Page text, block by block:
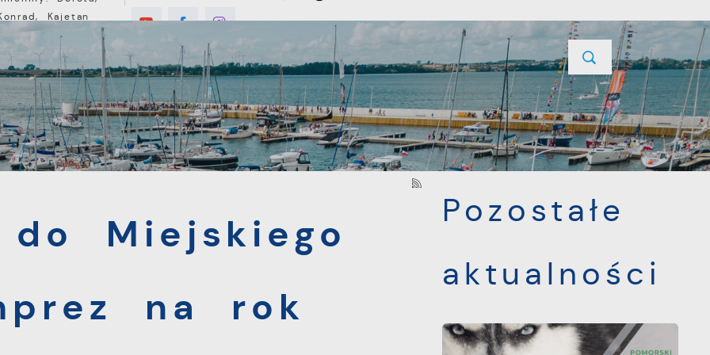
Kajetan
MIESZKANIEC TURYSTYKA INWESTYCJE PROJEKTY UNIJNE KONTAKT
Kalendarza Imprez na rok 2023! POPRZEDNI NASTĘPNY
Miejskiego
na rok
Pozostałe
aktualności